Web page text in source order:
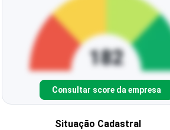
Consultar score da empresa
Situação Cadastral